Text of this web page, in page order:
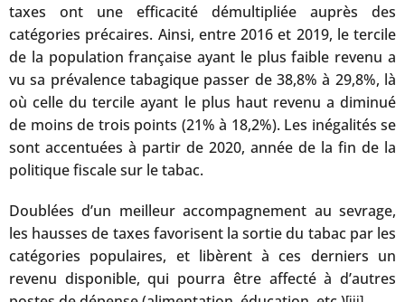
taxes ont une efficacité démultipliée auprès des
catégories précaires. Ainsi, entre 2016 et 2019, le tercile
de la population française ayant le plus faible revenu a
vu sa prévalence tabagique passer de 38,8% à 29,8%, là
où celle du tercile ayant le plus haut revenu a diminué
de moins de trois points (21% à 18,2%). Les inégalités se
sont accentuées à partir de 2020, année de la fin de la
politique fiscale sur le tabac.
Doublées d’un meilleur accompagnement au sevrage,
les hausses de taxes favorisent la sortie du tabac par les
catégories populaires, et libèrent à ces derniers un
revenu disponible, qui pourra être affecté à d’autres